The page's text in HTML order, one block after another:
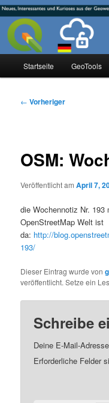
Zum
primären
Inhalt
springen
mikeE's GeoBlog
Startseite GeoTools
Beitragsnavigation
← Vorheriger
OSM:
Veröffentlicht amApril 7,
die Wochennotiz Nr.
OpenStreetMap Welt ist
da: http://
193/
Dieser Eintrag wurde von
veröffentlicht. Setze ein
Schreibe
Deine E-Mail-
Erforderliche Felder